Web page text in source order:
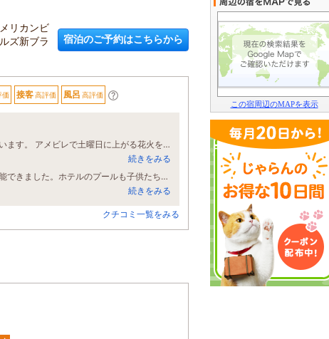
リカンビ
ズ新ブラ
宿泊のご予約はこちらから
価 接客高評価 風呂 高評価
お部屋は広く綺麗でとっても可愛いので、特に女性はテンションが上がると思います。 アメビレで土曜日に上がる花火を楽しみに、こちらのホテルに決めました。 本当は屋上のプールから見る予定でしたが、20:00迄との事で断念！ですが、実はその日は21:00迄大丈夫との事でした（涙）。花火は外で楽しみましたが、とにかく暑かった！ですが綺麗でしたー。 朝食はとにかく想像以上に美味しいです！どれも味も見た目も良く最高！ コスパ最強ホテルだと思いました。
続きをみる
家族旅行で利用しました。朝食がとても美味しかったです！沖縄料理を色々堪能できました。ホテルのプールも子供たちは喜んでいました。大浴場は少し混んでましたが満足です。スタッフの方もすごく親切でした。アメリカンビレッジからすぐ近く、立地も良かったです。また利用したいです！
続きをみる
クチコミ一覧をみる
この宿周辺のMAPを表示